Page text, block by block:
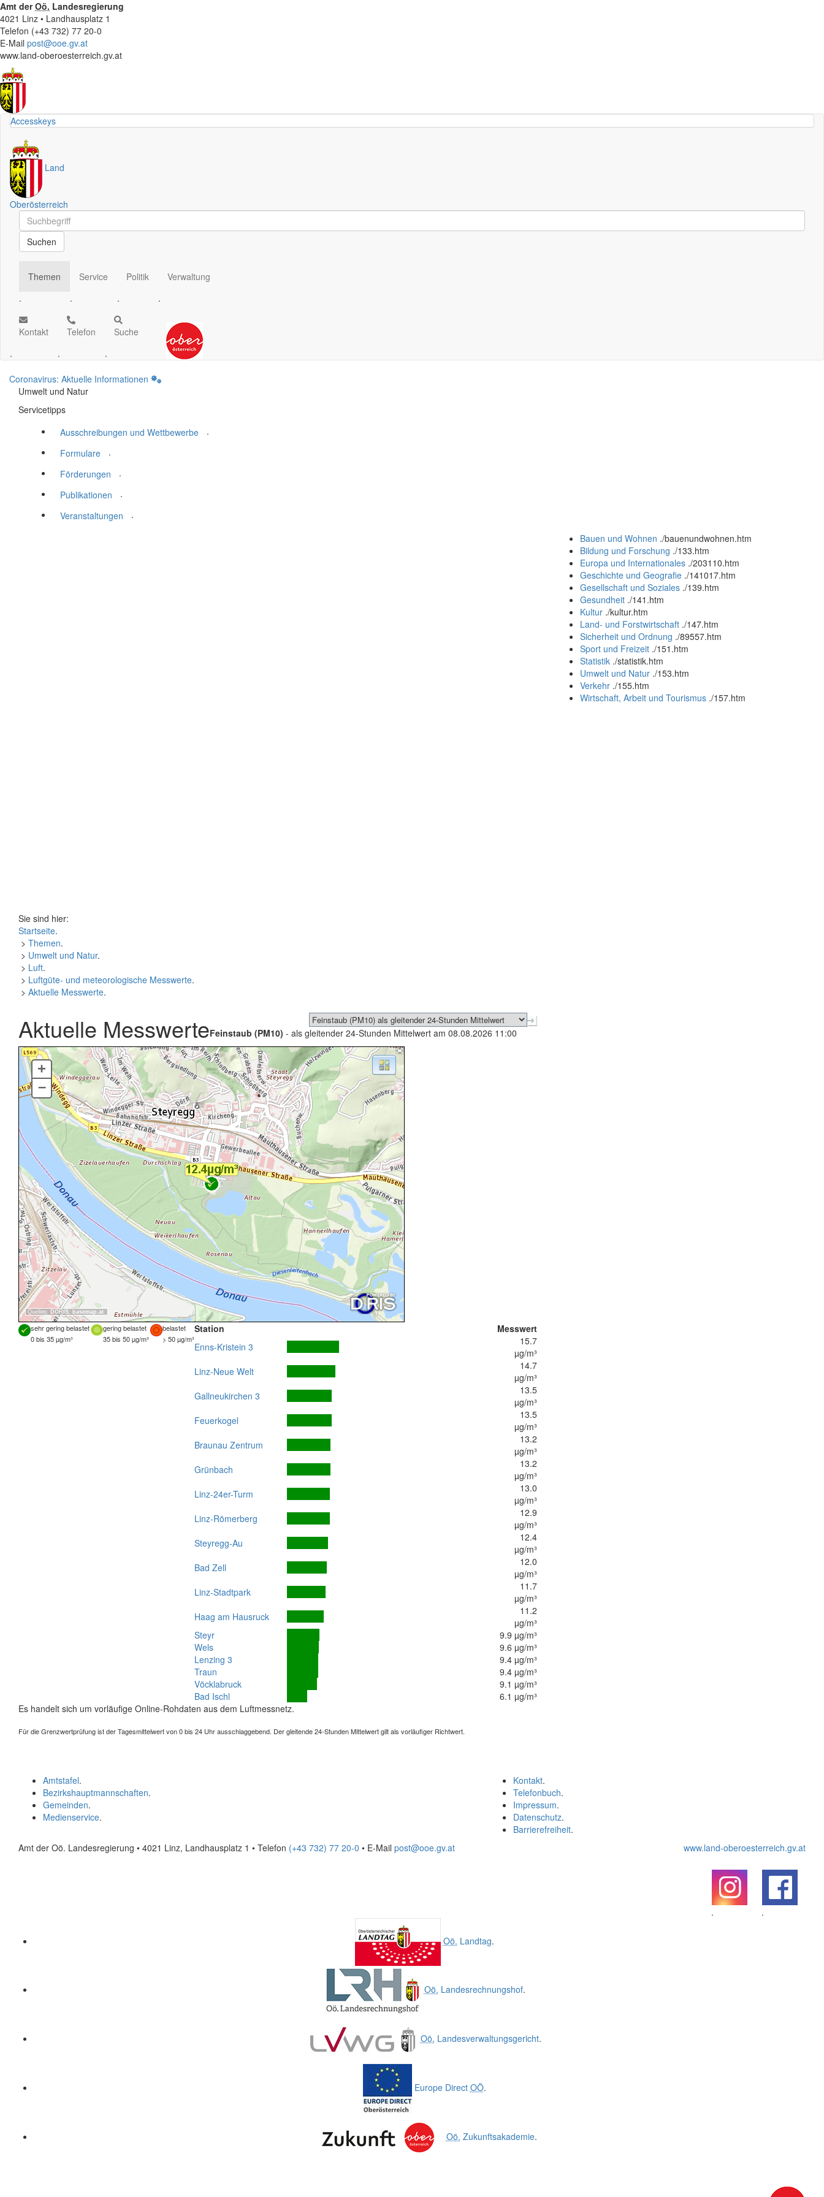
Amt derOö. Landesregierung
4021 Linz • Landhausplatz 1
Telefon (+43 732) 77 20-0
E-Mail post@ooe.gv.at
www.land-oberoesterreich.gv.at
Accesskeys
Land
Oberösterreich
Schnellsuche
Schnellsuche
Suchen
Themen
.
Service
.
Politik
.
Verwaltung
.
Kontakt
.
Telefon
.
Suche
.
Coronavirus: Aktuelle Informationen
Umwelt und Natur
Servicetipps
Ausschreibungen und Wettbewerbe
.
Formulare
.
Förderungen
.
Publikationen
.
Veranstaltungen
.
Bauen und Wohnen ./bauenundwohnen.htm
Bildung und Forschung ./133.htm
Europa und Internationales ./203110.htm
Geschichte und Geografie ./141017.htm
Gesellschaft und Soziales ./139.htm
Gesundheit ./141.htm
Kultur ./kultur.htm
Land- und Forstwirtschaft ./147.htm
Sicherheit und Ordnung ./89557.htm
Sport und Freizeit ./151.htm
Statistik ./statistik.htm
Umwelt und Natur ./153.htm
Verkehr ./155.htm
Wirtschaft, Arbeit und Tourismus ./157.htm
Sie sind hier:
Startseite.
> Themen.
> Umwelt und Natur.
> Luft.
> Luftgüte- und meteorologische Messwerte.
> Aktuelle Messwerte.
Aktuelle MesswerteFeinstaub (PM10) - als gleitender 24-Stunden Mittelwert am 08.08.2026 11:00
Quellen: DORIS, basemap.at
+
–
sehr gering belastet gering belastet
belastet
0 bis 35 µg/m³
35 bis 50 µg/m³ > 50 µg/m³
Station
Messwert
Enns-Kristein 3
15.7
µg/m³
Linz-Neue Welt
14.7
µg/m³
Gallneukirchen 3
13.5
µg/m³
Feuerkogel
13.5
µg/m³
Braunau Zentrum
13.2
µg/m³
Grünbach
13.2
µg/m³
Linz-24er-Turm
13.0
µg/m³
Linz-Römerberg
12.9
µg/m³
Steyregg-Au
12.4
µg/m³
Bad Zell
12.0
µg/m³
Linz-Stadtpark
11.7
µg/m³
Haag am Hausruck
11.2
µg/m³
Steyr
9.9 µg/m³
Wels
9.6 µg/m³
Lenzing 3
9.4 µg/m³
Traun
9.4 µg/m³
Vöcklabruck
9.1 µg/m³
Bad Ischl
6.1 µg/m³
Es handelt sich um vorläufige Online-Rohdaten aus dem Luftmessnetz.
Für die Grenzwertprüfung ist der Tagesmittelwert von 0 bis 24 Uhr ausschlaggebend. Der gleitende 24-Stunden Mittelwert gilt als vorläufiger Richtwert.
Kontakt.
Telefonbuch.
Impressum.
Datenschutz.
Barrierefreiheit.
Amtstafel.
Bezirkshauptmannschaften.
Gemeinden.
Medienservice.
Amt der Oö. Landesregierung • 4021 Linz, Landhausplatz 1 • Telefon (+43 732) 77 20-0 • E-Mail post@ooe.gv.at www.land-oberoesterreich.gv.at
.
.
Oö. Landtag.
Oö. Landesrechnungshof.
Oö. Landesverwaltungsgericht.
Europe Direct OÖ.
Oö. Zukunftsakademie.